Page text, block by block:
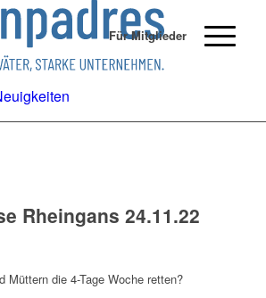
Für Mitglieder
Rheingans 24.11.22
Müttern die 4-Tage Woche retten?